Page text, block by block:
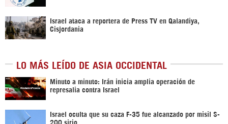
Israel ataca a reportera de Press TV en Qalandiya,
Cisjordania
LO MÁS LEÍDO DE ASIA OCCIDENTAL
Minuto a minuto: Irán inicia amplia operación de
represalia contra Israel
Israel oculta que su caza F-35 fue alcanzado por misil S-
200 sirio